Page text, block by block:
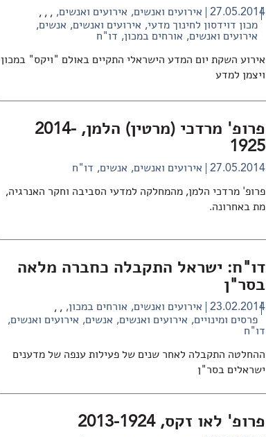
27.05.2014 אירועים ואנשים , אירועים ואנשים
אורחים במכון
,
אירועים ואנשים
אנשים
,
אירועים ואנשים מכון דוידסון לחינוך מדעי
דו"ח
אירוע השקת יום המדע הישראלי התקיים באולם "ויקס" במכון
ויצמן למדע
פרופ' מרדכי (מרטין) הלמן, 2014-
1925
27.05.2014 אירועים ואנשים אנשים דו"ח
פרופ' מרדכי הלמן, מהמחלקה למדעי הסביבה וחקר האנרגיה,
מת באחרונה.
דו"ח: ישראל התקבלה כחברה מלאה
בסר"ן
23.02.2014 אירועים ואנשים אורחים במכון ,
אירועים ואנשים אנשים
,
אירועים ואנשים פרסים ומינויים
דו"ח
ההחלטה התקבלה לאחר שנים של פעילות ענפה של מדענים
ישראלים בסר"ן
פרופ' לאו זקס, 2013-1924